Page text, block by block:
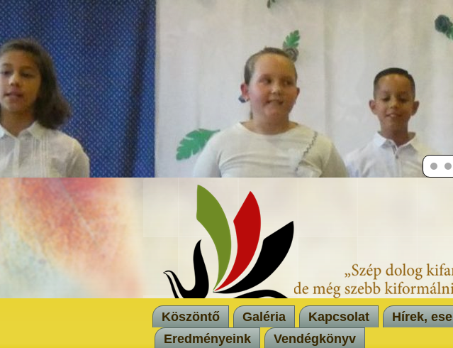
Köszöntő Galéria Kapcsolat Hírek,
Eredményeink
Vendégkönyv